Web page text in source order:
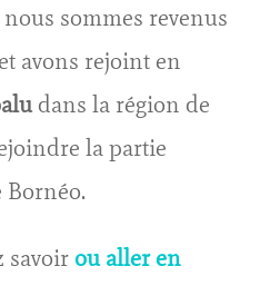
sommes revenus
avons rejoint en
dans la région de
la partie
savoirou aller en